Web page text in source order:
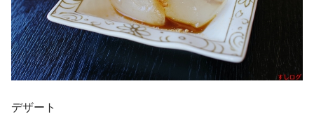
デザート